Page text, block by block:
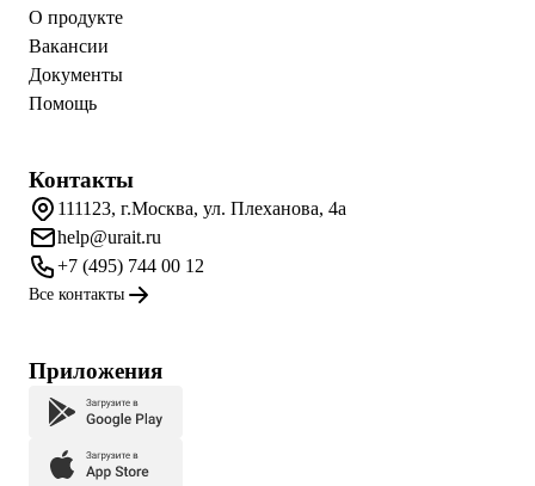
О продукте
Вакансии
Документы
Помощь
Контакты
111123, г.Москва, ул. Плеханова, 4а
help@urait.ru
+7 (495) 744 00 12
Все контакты
Приложения